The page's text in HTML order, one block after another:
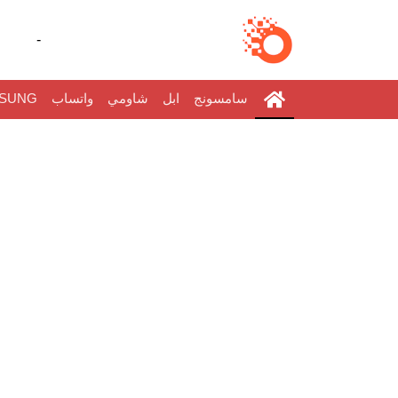
-
سامسونج ابل شاومي واتساب